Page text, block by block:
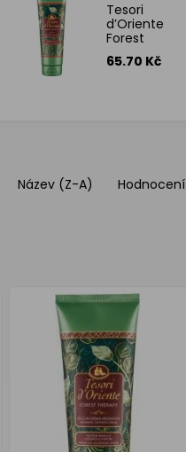
Tesori
d’Oriente
Forest
Ritual
sprchový
65.70 Kč
Název (Z-A) Hodnocení